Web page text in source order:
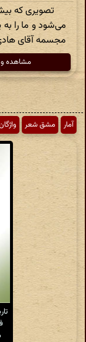
تصویری که
می‌شود و ما را به
مجسمه آقای
مشاهده و
آمار مشق شعر